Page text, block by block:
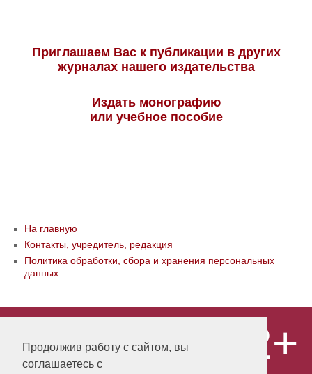
Продолжив работу с сайтом, вы
соглашаетесь с
Приглашаем Вас к публикации в других
журналах нашего издательства
Издать монографию
или учебное пособие
На главную
Контакты, учредитель, редакция
Политика обработки, сбора и хранения персональных
данных
«Publishing company «World of science»,
LLC Материалы, размещенные на сайте,
охраняются Законом о защите авторских
12+